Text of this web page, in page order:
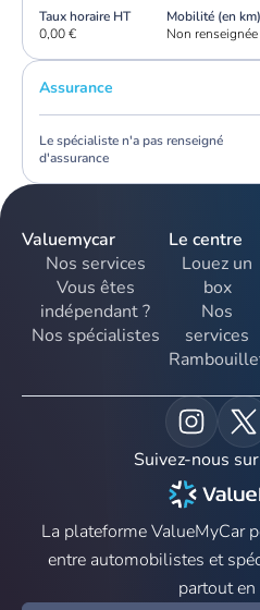
Taux horaire HT
0,00 €
Mobilité (en km)
Non renseignée
Assurance
Le spécialiste n'a pas renseigné
d'assurance
Valuemycar
Nos services
Vous êtes
indépendant ?
Nos spécialistes
Le centre
Louez un
box
Nos
services
Suivez-nous
La plateforme ValueMyCar
entre automobilistes et
partout en